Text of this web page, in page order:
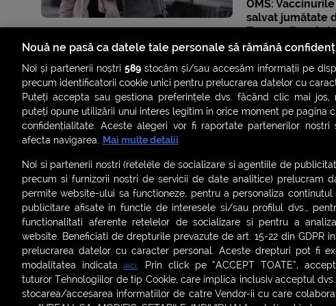
OMS:
salvat jumătate
Europa.
de decese
ȘTIRI SMART SHORTS LIVE FEVER BRUNCH
ASCULTĂ ACUM RADIOURILE SMART
Termeni și condiții Politica de confidențialitate | Politica de cookies
Contact:office@smartradio.ro
Nouă ne pasă ca datele tale personale să rămână
Noi și partenerii noștri589 stocăm și/sau accesăm informații pe
precum identificatorii cookie unici pentru prelucrarea datelor cu
Puteți accepta sau gestiona preferințele dvs. făcând clic mai jos,
puteți opune utilizării unui interes legitim în orice moment pe pagina
confidențialitate. Aceste alegeri vor fi raportate partenerilor noștri
afecta navigarea. Mai multe detalii
Noi si partenerii nostri (retelele de socializare si agentiile de
precum si furnizorii nostri de servicii de date analitice) prelucram
permite website-ului sa functioneze, pentru a personaliza continutul
publicitare afisate in functie de interesele si/sau profilul dvs.,
functionalitati aferente retelelor de socializare si pentru a
website. Beneficiati de drepturile prevazute de art. 15-22 din GDPR
prelucrarea datelor cu caracter personal. Aceste drepturi pot fi
modalitatea indicataaici. Prin click pe “ACCEPT TOATE”,
tuturor Tehnologiilor de tip Cookie, care implica inclusiv acceptul
stocarea/accesarea informatiilor de catre Vendor-ii cu care